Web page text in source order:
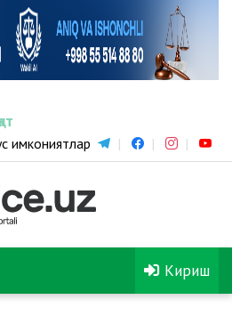
имкониятлар
Кириш